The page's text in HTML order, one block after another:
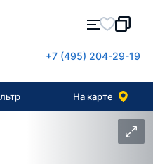
+7 (495) 204-29-19
На карте